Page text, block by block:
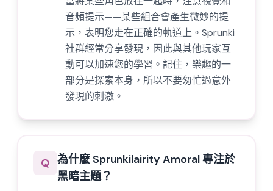
音頻提示——某些組合會產生微妙的提
示，表明您走在正確的軌道上。Sprunki
社群經常分享發現，因此與其他玩家互
動可以加速您的學習。記住，樂趣的一
部分是探索本身，所以不要匆忙過意外
發現的刺激。
Q 為什麼 Sprunkilairity Amoral 專注於
黑暗主題？